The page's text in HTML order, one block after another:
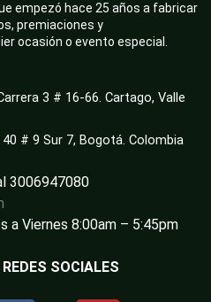
empezó hace 25 años a fabricar
premiaciones y
ocasión o evento especial.
3 # 16-66. Cartago, Valle
40 # 9 Sur 7, Bogotá. Colombia
3006947080
a Viernes 8:00am – 5:45pm
SOCIALES